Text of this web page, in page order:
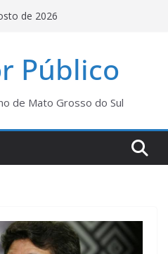
de 2026
Público
de Mato Grosso do Sul